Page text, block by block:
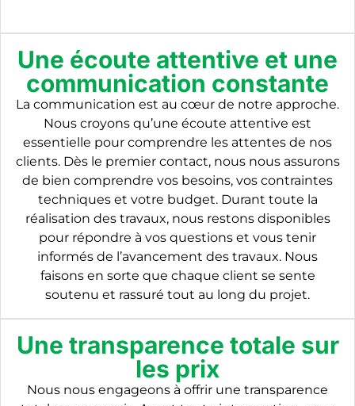
Une écoute attentive et une
communication constante
La communication est au cœur de notre approche.
Nous croyons qu’une écoute attentive est
essentielle pour comprendre les attentes de nos
clients. Dès le premier contact, nous nous assurons
de bien comprendre vos besoins, vos contraintes
techniques et votre budget. Durant toute la
réalisation des travaux, nous restons disponibles
pour répondre à vos questions et vous tenir
informés de l’avancement des travaux. Nous
faisons en sorte que chaque client se sente
soutenu et rassuré tout au long du projet.
Une transparence totale sur
les prix
Nous nous engageons à offrir une transparence